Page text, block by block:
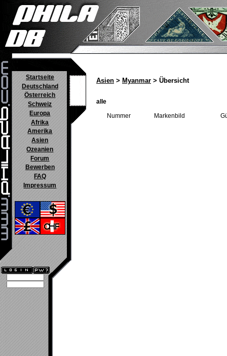
Startseite
Deutschland
Österreich
Schweiz
Europa
Afrika
Amerika
Asien
Ozeanien
Forum
Bewerben
FAQ
Impressum
Asien > Myanmar > Übersicht
alle
Nummer Markenbild